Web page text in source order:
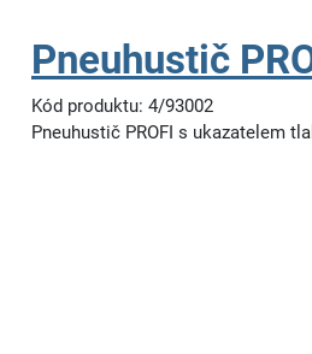
Pneuhustič
Kód produktu: 4/93002
Pneuhustič PROFI s ukazatelem